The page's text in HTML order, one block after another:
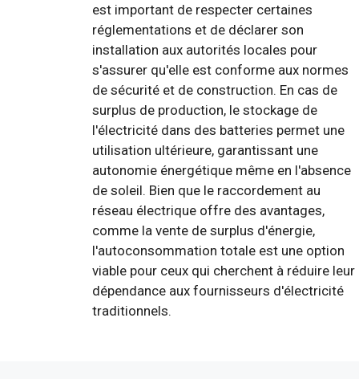
est important de respecter certaines
réglementations et de déclarer son
installation aux autorités locales pour
s'assurer qu'elle est conforme aux normes
de sécurité et de construction. En cas de
surplus de production, le stockage de
l'électricité dans des batteries permet une
utilisation ultérieure, garantissant une
autonomie énergétique même en l'absence
de soleil. Bien que le raccordement au
réseau électrique offre des avantages,
comme la vente de surplus d'énergie,
l'autoconsommation totale est une option
viable pour ceux qui cherchent à réduire leur
dépendance aux fournisseurs d'électricité
traditionnels.